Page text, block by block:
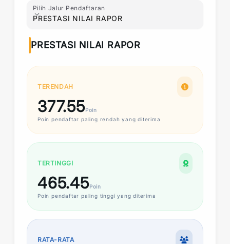
Pilih Jalur Pendaftaran
Pilih Jalur Pendaftaran
PRESTASI NILAI RAPOR
PRESTASI NILAI RAPOR
TERENDAH
377.55Poin
Poin pendaftar paling rendah yang diterima
TERTINGGI
465.45Poin
Poin pendaftar paling tinggi yang diterima
RATA-RATA